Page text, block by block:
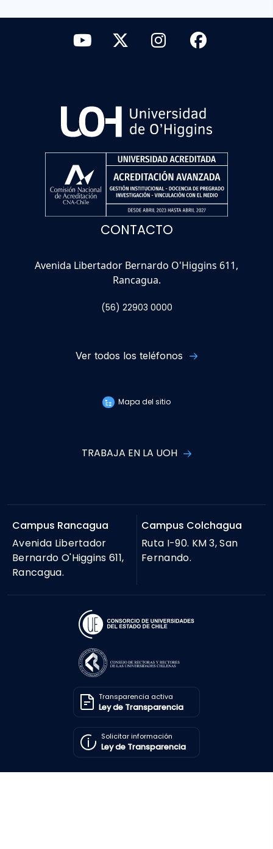
CONTACTO
Avenida Libertador Bernardo O'Higgins 611,
Rancagua.
(56) 22903 0000
Ver todos los teléfonos
Mapa del sitio
TRABAJA EN LA UOH
Campus Rancagua
Avenida Libertador
Bernardo O'Higgins 611,
Rancagua.
Campus Colchagua
Ruta I-90. KM 3, San
Fernando.
Transparencia activa
Ley de Transparencia
Solicitar información
Ley de Transparencia